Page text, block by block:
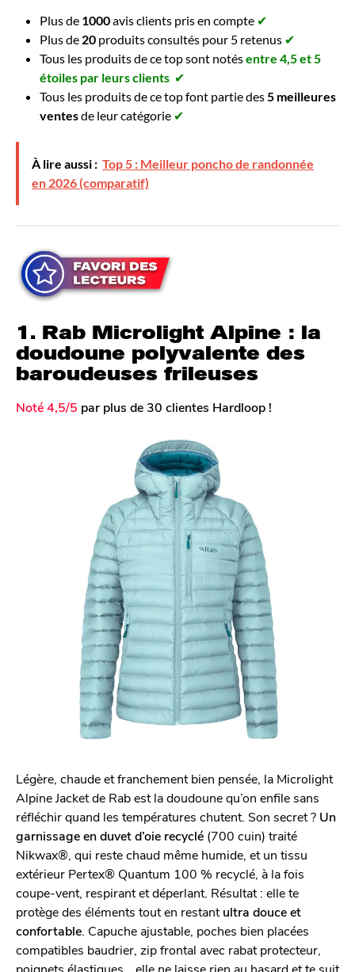
Plus de 1000avis clients pris en compte ✔
Plus de 20 produits consultés pour 5 retenus ✔
Tous les produits de ce top sont notésentre 4,5 et 5
étoiles par leurs clients ✔
Tous les produits de ce top font partie des5 meilleures
ventesde leur catégorie ✔
À lire aussi : Top 5 : Meilleur poncho de randonnée
en 2026 (comparatif)
1. Rab Microlight Alpine : la
doudoune polyvalente des
baroudeuses frileuses
Noté 4,5/5 par plus de 30 clientes Hardloop !
Légère, chaude et franchement bien pensée, la Microlight
Alpine Jacket de Rab est la doudoune qu’on enfile sans
réfléchir quand les températures chutent. Son secret ? Un
garnissage en duvet d’oie recyclé (700 cuin) traité
Nikwax®, qui reste chaud même humide, et un tissu
extérieur Pertex® Quantum 100 % recyclé, à la fois
coupe-vent, respirant et déperlant. Résultat : elle te
protège des éléments tout en restantultra douce et
confortable . Capuche ajustable, poches bien placées
compatibles baudrier, zip frontal avec rabat protecteur,
poignets élastiques… elle ne laisse rien au hasard et te suit